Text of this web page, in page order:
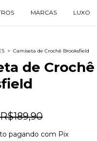
MARCAS LUXO
> Camiseta de Crochê Brooksfield
de Crochê
R$189,90
pagando com Pix